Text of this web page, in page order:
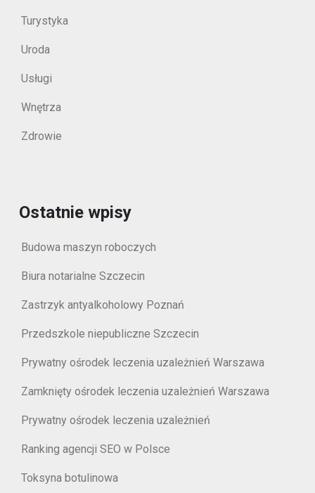
Turystyka
Uroda
Usługi
Wnętrza
Zdrowie
Ostatnie wpisy
Budowa maszyn roboczych
Biura notarialne Szczecin
Zastrzyk antyalkoholowy Poznań
Przedszkole niepubliczne Szczecin
Prywatny ośrodek leczenia uzależnień Warszawa
Zamknięty ośrodek leczenia uzależnień Warszawa
Prywatny ośrodek leczenia uzależnień
Ranking agencji SEO w Polsce
Toksyna botulinowa